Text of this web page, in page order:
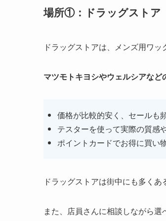
場所①：ドラッグストア
ドラッグストアは、メンズ用ワ
マツモトキヨシやウェルシアなど
価格が比較的安く、セールも
テスターを使って実際の質感
ポイントカードでお得に買い
ドラッグストアは街中にも多く
また、店員さんに相談しながら選